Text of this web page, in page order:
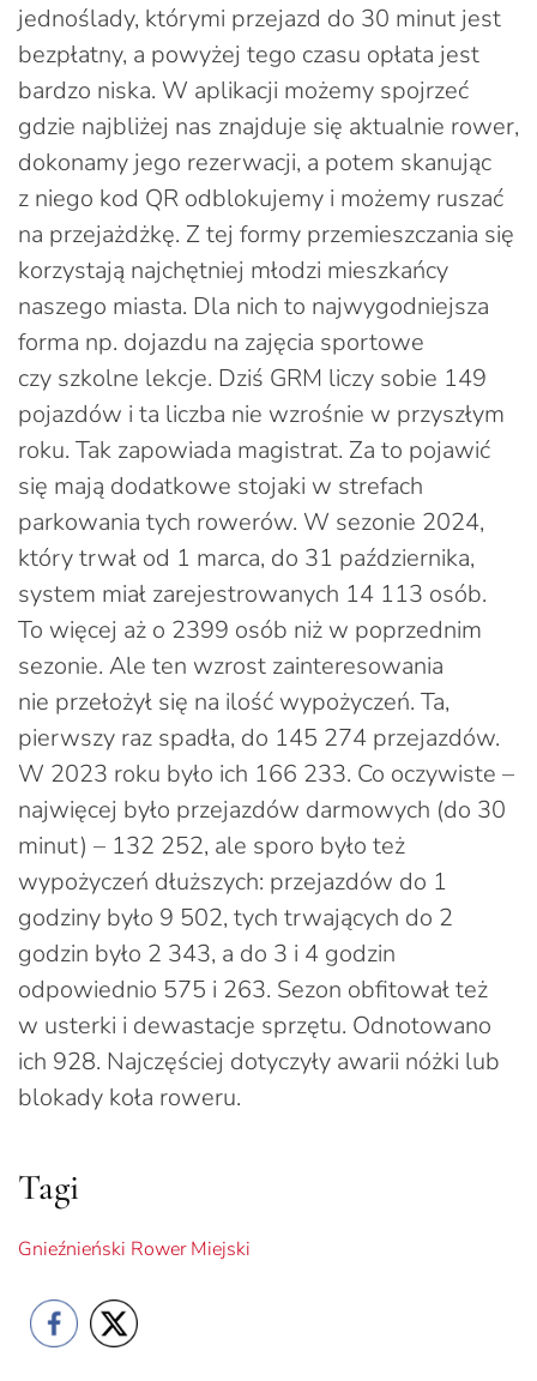
jednoślady, którymi przejazd do 30 minut jest
bezpłatny, a powyżej tego czasu opłata jest
bardzo niska. W aplikacji możemy spojrzeć
gdzie najbliżej nas znajduje się aktualnie rower,
dokonamy jego rezerwacji, a potem skanując
z niego kod QR odblokujemy i możemy ruszać
na przejażdżkę. Z tej formy przemieszczania się
korzystają najchętniej młodzi mieszkańcy
naszego miasta. Dla nich to najwygodniejsza
forma np. dojazdu na zajęcia sportowe
czy szkolne lekcje. Dziś GRM liczy sobie 149
pojazdów i ta liczba nie wzrośnie w przyszłym
roku. Tak zapowiada magistrat. Za to pojawić
się mają dodatkowe stojaki w strefach
parkowania tych rowerów. W sezonie 2024,
który trwał od 1 marca, do 31 października,
system miał zarejestrowanych 14 113 osób.
To więcej aż o 2399 osób niż w poprzednim
sezonie. Ale ten wzrost zainteresowania
nie przełożył się na ilość wypożyczeń. Ta,
pierwszy raz spadła, do 145 274 przejazdów.
W 2023 roku było ich 166 233. Co oczywiste –
najwięcej było przejazdów darmowych (do 30
minut) – 132 252, ale sporo było też
wypożyczeń dłuższych: przejazdów do 1
godziny było 9 502, tych trwających do 2
godzin było 2 343, a do 3 i 4 godzin
odpowiednio 575 i 263. Sezon obfitował też
w usterki i dewastacje sprzętu. Odnotowano
ich 928. Najczęściej dotyczyły awarii nóżki lub
blokady koła roweru.
Tagi
Gnieźnieński Rower Miejski